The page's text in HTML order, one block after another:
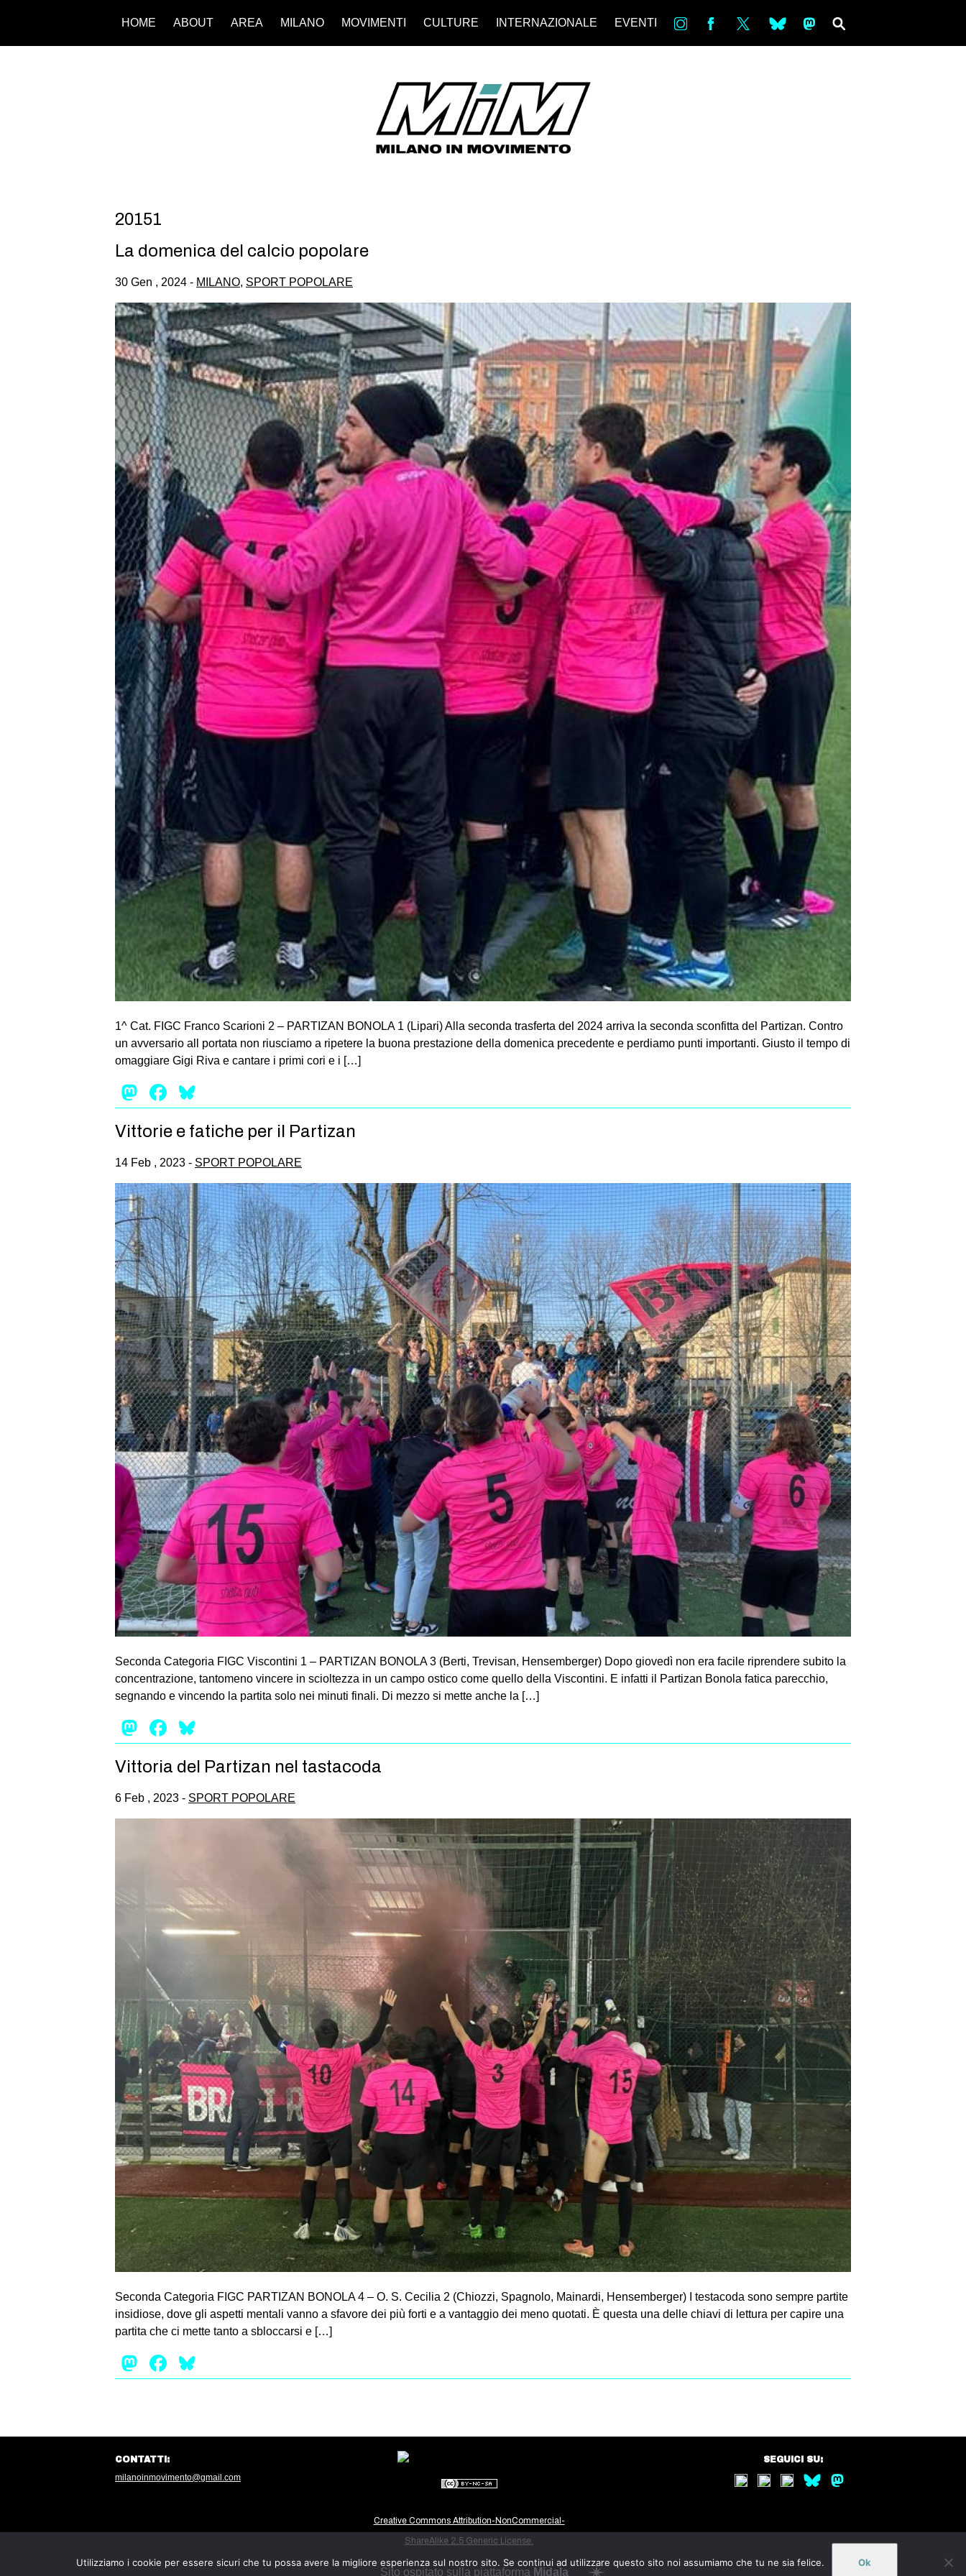
HOME ABOUT AREA MILANO MOVIMENTI CULTURE INTERNAZIONALE EVENTI in bsky ms
20151
La domenica del calcio popolare
30 Gen , 2024 - MILANO, SPORT POPOLARE
1^ Cat. FIGC Franco Scarioni 2 – PARTIZAN BONOLA 1 (Lipari) Alla seconda trasferta del 2024 arriva la seconda sconfitta del Partizan. Contro
un avversario all portata non riusciamo a ripetere la buona prestazione della domenica precedente e perdiamo punti importanti. Giusto il tempo di
omaggiare Gigi Riva e cantare i primi cori e i […]
Mastodon
Facebook
Vittorie e fatiche per il Partizan
14 Feb , 2023 - SPORT POPOLARE
Seconda Categoria FIGC Viscontini 1 – PARTIZAN BONOLA 3 (Berti, Trevisan, Hensemberger) Dopo giovedì non era facile riprendere subito la
concentrazione, tantomeno vincere in scioltezza in un campo ostico come quello della Viscontini. E infatti il Partizan Bonola fatica parecchio,
segnando e vincendo la partita solo nei minuti finali. Di mezzo si mette anche la […]
Mastodon
Facebook
Vittoria del Partizan nel tastacoda
6 Feb , 2023 - SPORT POPOLARE
Seconda Categoria FIGC PARTIZAN BONOLA 4 – O. S. Cecilia 2 (Chiozzi, Spagnolo, Mainardi, Hensemberger) I testacoda sono sempre partite
insidiose, dove gli aspetti mentali vanno a sfavore dei più forti e a vantaggio dei meno quotati. È questa una delle chiavi di lettura per capire una
partita che ci mette tanto a sbloccarsi e […]
Mastodon
Facebook
Creative Commons Attribution-NonCommercial-
ShareAlike 2.5 Generic License.
CONTATTI:
milanoinmovimento@gmail.com
SEGUICI SU:
Sito ospitato sulla piattaforma Midala
Utilizziamo i cookie per essere sicuri che tu possa avere la migliore esperienza sul nostro sito. Se continui ad utilizzare questo sito noi assumiamo che tu ne sia felice. Ok